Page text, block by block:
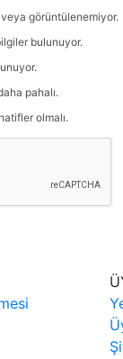
görüntülenemiyor.
bulunuyor.
pahalı.
olmalı.